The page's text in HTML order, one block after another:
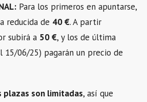
Para los primeros en apuntarse,
reducida de 40 €. A partir
subirá a 50 €, y los de última
06/25) pagarán un precio de
plazas son limitadas, así que